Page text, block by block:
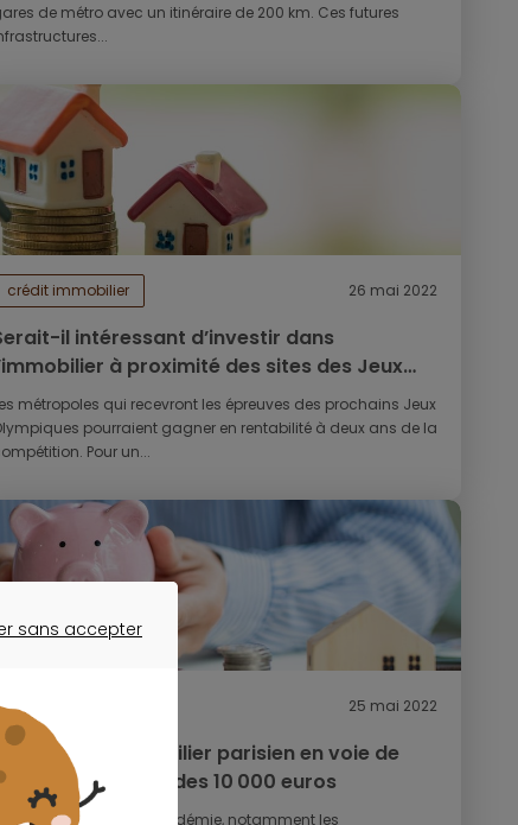
de métro avec un itinéraire de 200 km. Ces futures
crédit immobilier 26 mai 2022
il intéressant d’investir dans
à proximité des sites des Jeux
de 2024 ?
métropoles qui recevront les épreuves des prochains Jeux
pourraient gagner en rentabilité à deux ans de la
Pour un...
crédit immobilier 25 mai 2022
Les prix de l’immobilier parisien en voie de
en dessous des 10 000 euros
Depuis le début de la pandémie, notamment les
sans accepter